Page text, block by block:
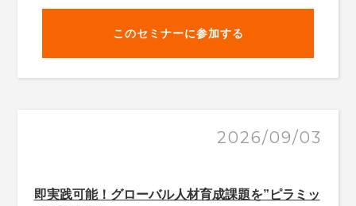
このセミナーに参加する
2026/09/03
即実践可能！グローバル人材育成課題を”ピラミッ